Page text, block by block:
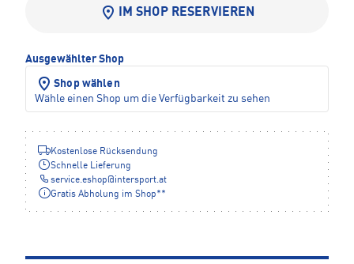
IM SHOP RESERVIEREN
Ausgewählter Shop
Shop wählen
Wähle einen Shop um die Verfügbarkeit zu sehen
Kostenlose Rücksendung
Schnelle Lieferung
service.eshop@intersport.at
Gratis Abholung im Shop**